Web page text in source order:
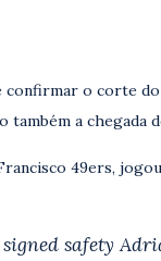
confirmar o corte
também a chegada
49ers,
signed safety